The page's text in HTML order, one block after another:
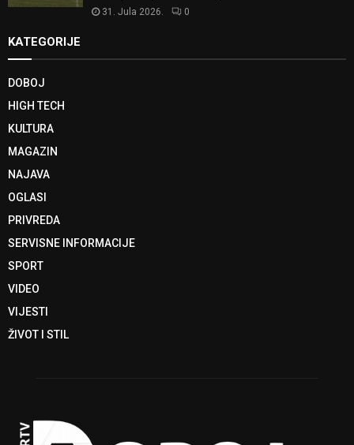
31. Jula 2026. 0
KATEGORIJE
DOBOJ
HIGH TECH
KULTURA
MAGAZIN
NAJAVA
OGLASI
PRIVREDA
SERVISNE INFORMACIJE
SPORT
VIDEO
VIJESTI
ŽIVOT I STIL